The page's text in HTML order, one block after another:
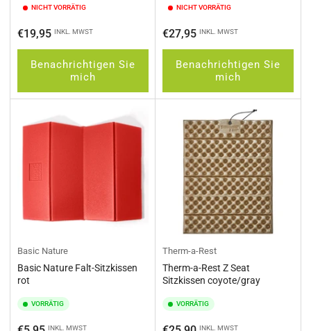
NICHT VORRÄTIG
Normaler
Preis
€19,95 INKL. MWST
Benachrichtigen Sie
mich
NICHT VORRÄTIG
Normaler
Preis
€27,95 INKL. MWST
Benachrichtigen Sie
mich
Basic Nature
Basic Nature Falt-Sitzkissen
rot
VORRÄTIG
INKL. MWST
Therm-a-Rest
Therm-a-Rest Z Seat
Sitzkissen coyote/gray
VORRÄTIG
INKL. MWST